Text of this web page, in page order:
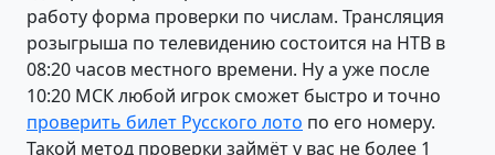
работу форма проверки по числам. Трансляция
розыгрыша по телевидению состоится на НТВ в
08:20 часов местного времени. Ну а уже после
10:20 МСК любой игрок сможет быстро и точно
проверить билет Русского лото по его номеру.
Такой метод проверки займёт у вас не более 1